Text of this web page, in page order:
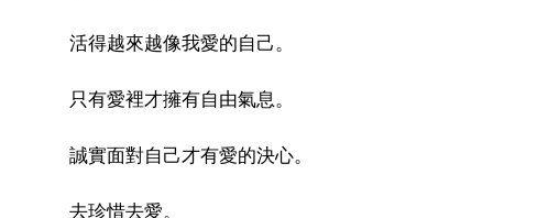
活得越來越像我愛的自己。
只有愛裡才擁有自由氣息。
誠實面對自己才有愛的決心。
去珍惜去愛。